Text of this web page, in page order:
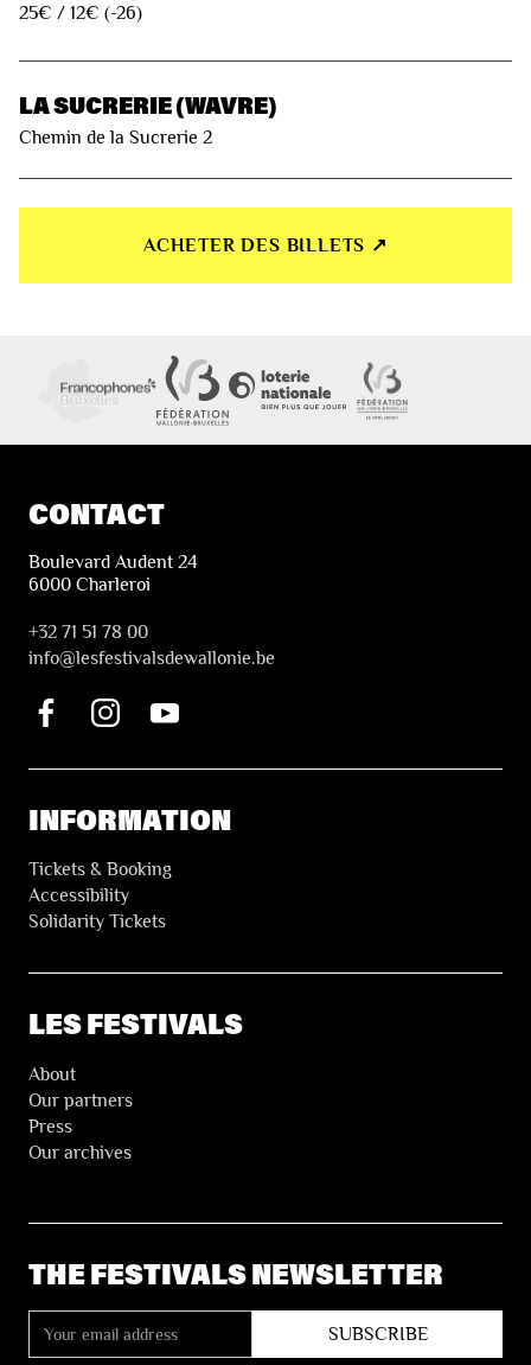
25€ / 12€ (-26)
LA SUCRERIE (WAVRE)
Chemin de la Sucrerie 2
ACHETER DES BILLETS ↗︎
CONTACT
Boulevard Audent 24
6000 Charleroi
+32 71 51 78 00
info@lesfestivalsdewallonie.be
INFORMATION
Tickets & Booking
Accessibility
Solidarity Tickets
LES FESTIVALS
About
Our partners
Press
Our archives
THE FESTIVALS NEWSLETTER